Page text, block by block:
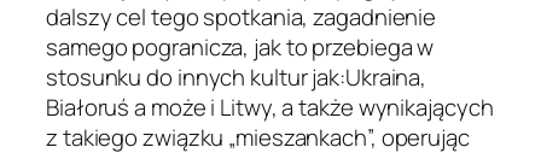
dalszy cel tego spotkania, zagadnienie
samego pogranicza, jak to przebiega w
stosunku do innych kultur jak:Ukraina,
Białoruś a może i Litwy, a także wynikających
z takiego związku „mieszankach”, operując